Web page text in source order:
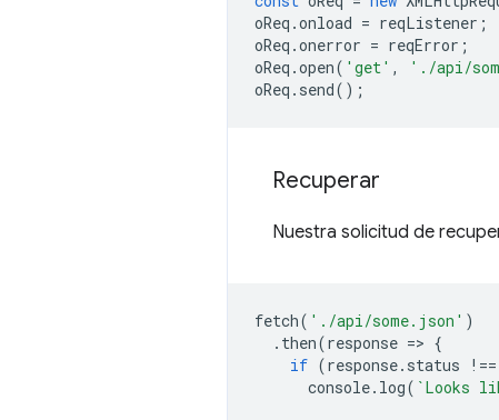
oReq .onload = reqListener ;
oReq .onerror = reqError ;
oReq .open( 'get' , './api/
oReq . send();
Recuperar
Nuestra solicitud de
fetch( './api/some.json' )
. then(response => {
if (response. status !==
console. log( `Looks